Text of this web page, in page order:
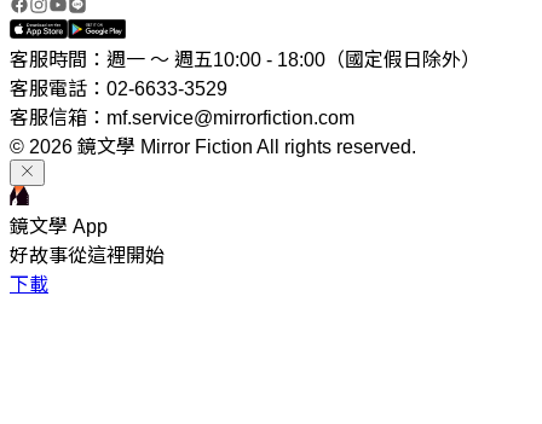
客服時間：週一 ～ 週五10:00 - 18:00（國定假日除外）
客服電話：02-6633-3529
客服信箱：mf.service@mirrorfiction.com
© 2026 鏡文學 Mirror Fiction All rights reserved.
鏡文學 App
好故事從這裡開始
下載